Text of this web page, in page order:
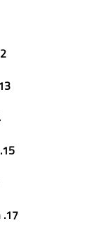
12.
13. جامعة بني
15. جامعة جنوب الوادي الأهلية.
17. جامعة شرق بورسعيد الأهلية.